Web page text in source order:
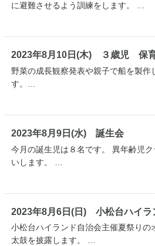
に避難させるよう訓練をします。 …
2023年8月10日(木) ３歳児 保
野菜の成長観察発表や親子で船を製作
す。…
2023年8月9日(水) 誕生会
今月の誕生児は８名です。 異年齢児
いします。 …
2023年8月6日(日) 小松台ハイ
小松台ハイランド自治会主催夏祭りの
太鼓を披露します。 …